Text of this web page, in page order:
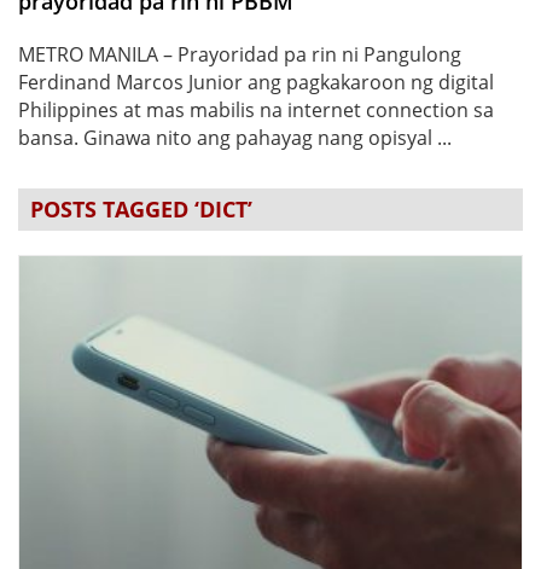
METRO MANILA – Prayoridad pa rin ni Pangulong
Ferdinand Marcos Junior ang pagkakaroon ng digital
Philippines at mas mabilis na internet connection sa
bansa. Ginawa nito ang pahayag nang opisyal ...
POSTS TAGGED ‘DICT’